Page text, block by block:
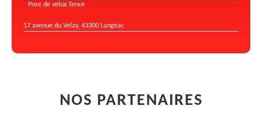
Pose de velux Tence
17 avenue du Velay, 43300 Langeac
NOS PARTENAIRES